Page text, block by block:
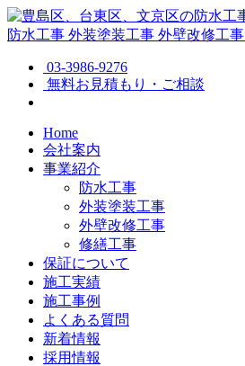
防水工事 外装塗装工事 外壁改修工事
03-3986-9276
無料お見積もり・ご相談
Home
会社案内
事業紹介
防水工事
外装塗装工事
外壁改修工事
修繕工事
保証について
施工実績
施工事例
よくある質問
新着情報
採用情報